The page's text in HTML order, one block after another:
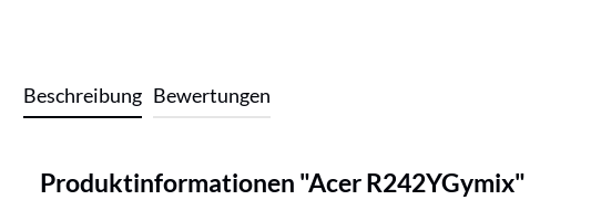
Beschreibung Bewertungen
Produktinformationen "Acer R242YGymix"